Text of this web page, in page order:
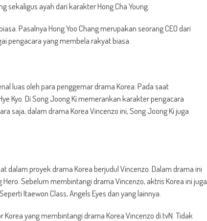
sekaligus ayah dari karakter Hong Cha Young.
Pasalnya Hong Yoo Chang merupakan seorang CEO dari
pengacara yang membela rakyat biasa.
luas oleh para penggemar drama Korea. Pada saat
Kyo. Di Song Joong Ki memerankan karakter pengacara
saja, dalam drama Korea Vincenzo ini, Song Joong Ki juga
dalam proyek drama Korea berjudul Vincenzo. Dalam drama ini
Sebelum membintangi drama Vincenzo, aktris Korea ini juga
Itaewon Class, Angels Eyes dan yang lainnya.
yang membintangi drama Korea Vincenzo di tvN. Tidak